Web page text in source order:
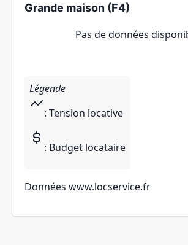
Grande maison (F4)
Pas de données
Légende
: Tension locative
: Budget locataire
Données www.locservice.fr